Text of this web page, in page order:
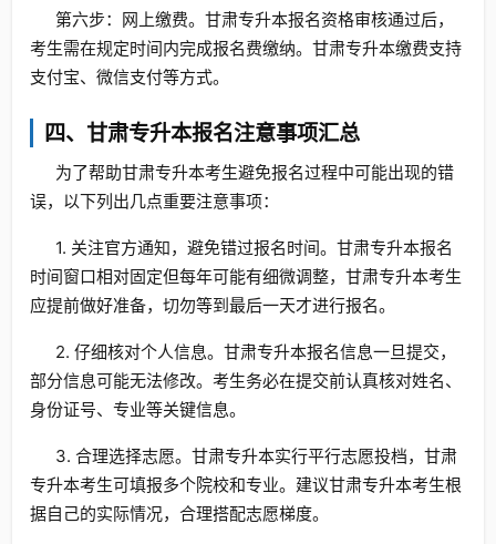
第六步：网上缴费。甘肃专升本报名资格审核通过后，
考生需在规定时间内完成报名费缴纳。甘肃专升本缴费支持
支付宝、微信支付等方式。
四、甘肃专升本报名注意事项汇总
为了帮助甘肃专升本考生避免报名过程中可能出现的错
误，以下列出几点重要注意事项：
1. 关注官方通知，避免错过报名时间。甘肃专升本报名
时间窗口相对固定但每年可能有细微调整，甘肃专升本考生
应提前做好准备，切勿等到最后一天才进行报名。
2. 仔细核对个人信息。甘肃专升本报名信息一旦提交，
部分信息可能无法修改。考生务必在提交前认真核对姓名、
身份证号、专业等关键信息。
3. 合理选择志愿。甘肃专升本实行平行志愿投档，甘肃
专升本考生可填报多个院校和专业。建议甘肃专升本考生根
据自己的实际情况，合理搭配志愿梯度。